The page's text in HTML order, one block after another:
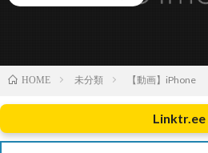
HOME 未分類 【動画】iPhone
Linktr.ee